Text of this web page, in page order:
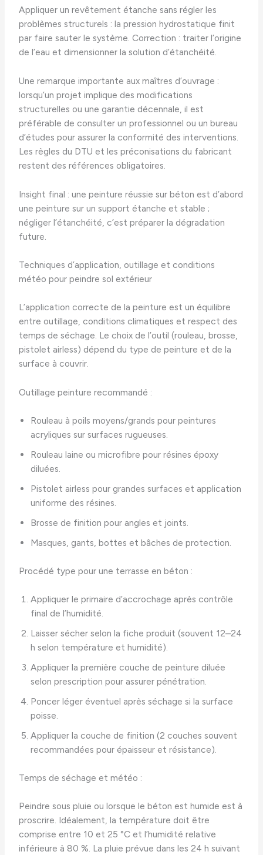
Appliquer un revêtement étanche sans régler les
problèmes structurels : la pression hydrostatique finit
par faire sauter le système. Correction : traiter l’origine
de l’eau et dimensionner la solution d’étanchéité.
Une remarque importante aux maîtres d’ouvrage :
lorsqu’un projet implique des modifications
structurelles ou une garantie décennale, il est
préférable de consulter un professionnel ou un bureau
d’études pour assurer la conformité des interventions.
Les règles du DTU et les préconisations du fabricant
restent des références obligatoires.
Insight final : une peinture réussie sur béton est d’abord
une peinture sur un support étanche et stable ;
négliger l’étanchéité, c’est préparer la dégradation
future.
Techniques d’application, outillage et conditions
météo pour peindre sol extérieur
L’application correcte de la peinture est un équilibre
entre outillage, conditions climatiques et respect des
temps de séchage. Le choix de l’outil (rouleau, brosse,
pistolet airless) dépend du type de peinture et de la
surface à couvrir.
Outillage peinture recommandé :
Rouleau à poils moyens/grands pour peintures
acryliques sur surfaces rugueuses.
Rouleau laine ou microfibre pour résines époxy
diluées.
Pistolet airless pour grandes surfaces et application
uniforme des résines.
Brosse de finition pour angles et joints.
Masques, gants, bottes et bâches de protection.
Procédé type pour une terrasse en béton :
Appliquer le primaire d’accrochage après contrôle
final de l’humidité.
Laisser sécher selon la fiche produit (souvent 12–24
h selon température et humidité).
Appliquer la première couche de peinture diluée
selon prescription pour assurer pénétration.
Poncer léger éventuel après séchage si la surface
poisse.
Appliquer la couche de finition (2 couches souvent
recommandées pour épaisseur et résistance).
Temps de séchage et météo :
Peindre sous pluie ou lorsque le béton est humide est à
proscrire. Idéalement, la température doit être
comprise entre 10 et 25 °C et l’humidité relative
inférieure à 80 %. La pluie prévue dans les 24 h suivant